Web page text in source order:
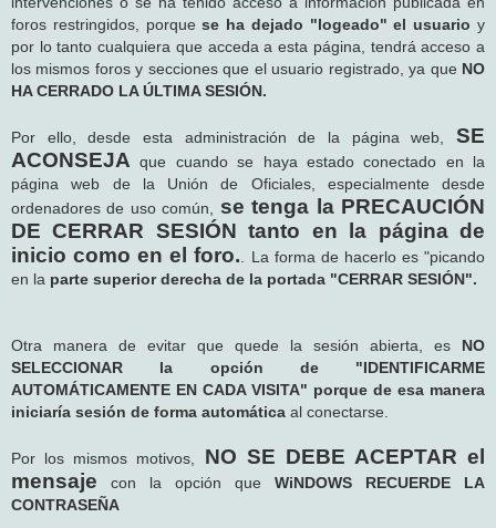
foros restringidos, porquese ha dejado "logeado" el usuario y
por lo tanto cualquiera que acceda a esta página, tendrá acceso a
los mismos foros y secciones que el usuario registrado, ya que NO
HA CERRADO LA ÚLTIMA SESIÓN.
Por ello, desde esta administración de la página web, SE
ACONSEJA que cuando se haya estado conectado en la
página web de la Unión de Oficiales, especialmente desde
ordenadores de uso común, se tenga la PRECAUCIÓN
DE CERRAR SESIÓN tanto en la página de
inicio como en el foro. . La forma de hacerlo es "picando
en la parte superior derecha de la portada "CERRAR SESIÓN".
Otra manera de evitar que quede la sesión abierta, es NO
SELECCIONAR la opción de "IDENTIFICARME
AUTOMÁTICAMENTE EN CADA VISITA" porque de esa manera
iniciaría sesión de forma automática al conectarse.
Por los mismos motivos, NO SE DEBE ACEPTAR el
mensaje con la opción que WiNDOWS RECUERDE LA
CONTRASEÑA